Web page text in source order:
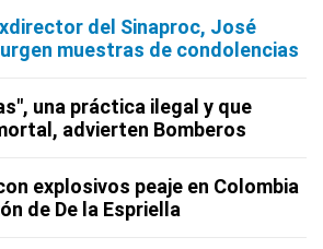
del Sinaproc, José
muestras de condolencias
una práctica ilegal y que
advierten Bomberos
explosivos peaje en Colombia
de De la Espriella